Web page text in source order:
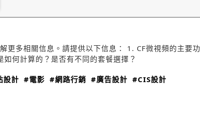
更多相關信息。請提供以下信息： 1. CF微視頻的主要功
何計算的？是否有不同的套餐選擇？
設計 #電影 #網路行銷 #廣告設計 #CIS設計